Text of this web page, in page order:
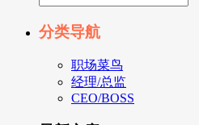
分类导航
职场菜鸟
经理/总监
CEO/BOSS